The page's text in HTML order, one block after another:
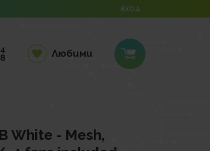
ВХОД
Любими
White - Mesh,